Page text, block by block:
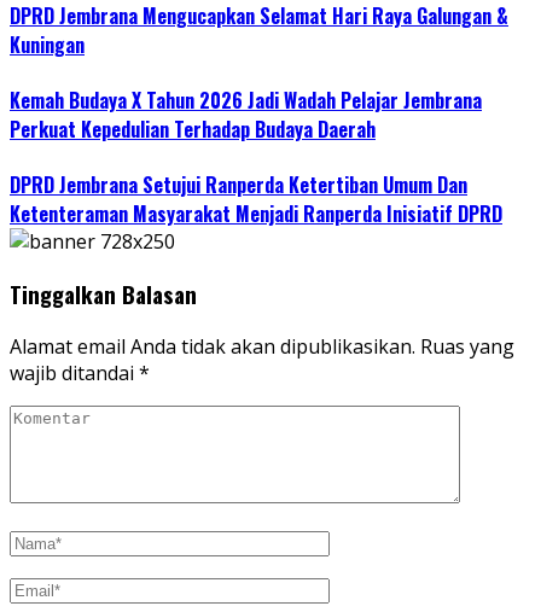
DPRD Jembrana Mengucapkan Selamat Hari Raya Galungan &
Kuningan
Kemah Budaya X Tahun 2026 Jadi Wadah Pelajar Jembrana
Perkuat Kepedulian Terhadap Budaya Daerah
DPRD Jembrana Setujui Ranperda Ketertiban Umum Dan
Ketenteraman Masyarakat Menjadi Ranperda Inisiatif DPRD
Tinggalkan Balasan
Alamat email Anda tidak akan dipublikasikan. Ruas yang
wajib ditandai *